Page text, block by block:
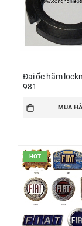
Đai ốc hãm
981
MUA
HOT